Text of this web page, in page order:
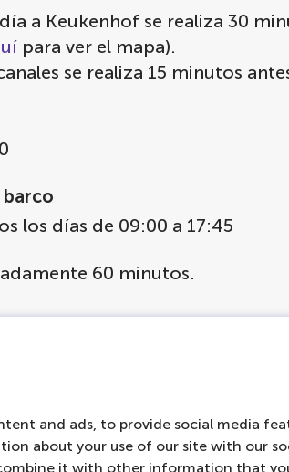
and ads, to provide social media
about your use of our site with our
it with other information that
a Keukenhof se realiza 30
para ver el mapa).
se realiza 15 minutos
los días de 09:00 a 17:45
60 minutos.
árabe y hebreo.
en neerlandés, inglés,
japonés, chino, árabe,